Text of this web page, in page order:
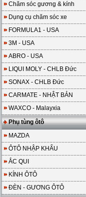
Chăm sóc gương & kính
Dụng cụ chăm sóc xe
FORMULA1 - USA
3M - USA
ABRO - USA
LIQUI MOLY - CHLB Đức
SONAX - CHLB Đức
CARMATE - NHẬT BẢN
WAXCO - Malayxia
Phụ tùng ôtô
MAZDA
ÔTÔ NHẬP KHẨU
ẮC QUI
KÍNH ÔTÔ
ĐÈN - GƯƠNG ÔTÔ